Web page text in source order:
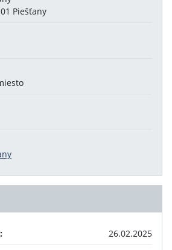
Piešťany
26.02.2025